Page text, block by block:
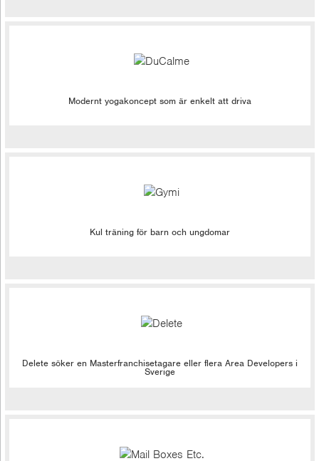
Modernt yogakoncept som är enkelt att driva
Kul träning för barn och ungdomar
Delete söker en Masterfranchisetagare eller flera Area Developers i
Sverige